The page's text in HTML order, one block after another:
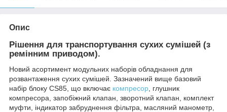
Опис
Рішення для транспортування сухих сумішей (з
ремінним приводом).
Новий асортимент модульних наборів обладнання для
розвантаження сухих сумішей. Зазначений вище базовий
набір блоку CS85, що включає компресор , глушник
компресора, запобіжний клапан, зворотний клапан, комплект
муфти, індикатор забруднення фільтра, масляний манометр,